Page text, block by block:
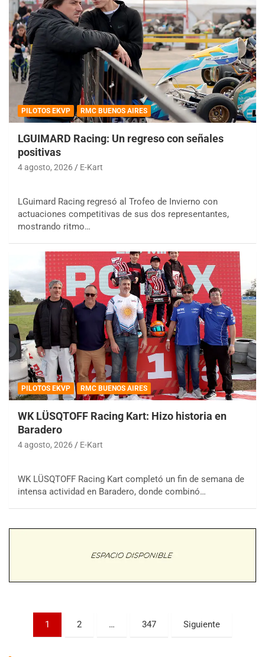
PILOTOS EKVP RMC BUENOS AIRES
LGUIMARD Racing: Un regreso con señales
positivas
4 agosto, 2026 E-Kart
LGuimard Racing regresó al Trofeo de Invierno con
actuaciones competitivas de sus dos representantes,
mostrando ritmo…
PILOTOS EKVP RMC BUENOS AIRES
WK LÜSQTOFF Racing Kart: Hizo historia en
Baradero
4 agosto, 2026 E-Kart
WK LÜSQTOFF Racing Kart completó un fin de semana de
intensa actividad en Baradero, donde combinó…
Paginación
1 2 … 347 Siguiente
COBERTURA ESPECIAL DE E-KART.COM.AR
08/09-AGO
Trenque Lauquen (Buenos Aires)
Villaguay (Entre Ríos)